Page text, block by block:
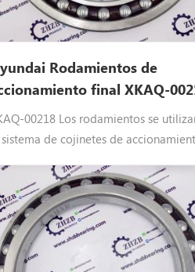
Rodamientos de
final XKAQ-
00218 Los rodamientos se
de cojinetes de
XKAQ-00218 Hyundai repuestos
paraR110-7,R110-7A,R140LC-